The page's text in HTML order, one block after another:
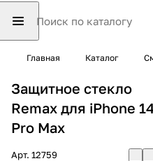
Главная Каталог
Защитное стекло
Remax для iPhone
Pro Max
Арт. 12759